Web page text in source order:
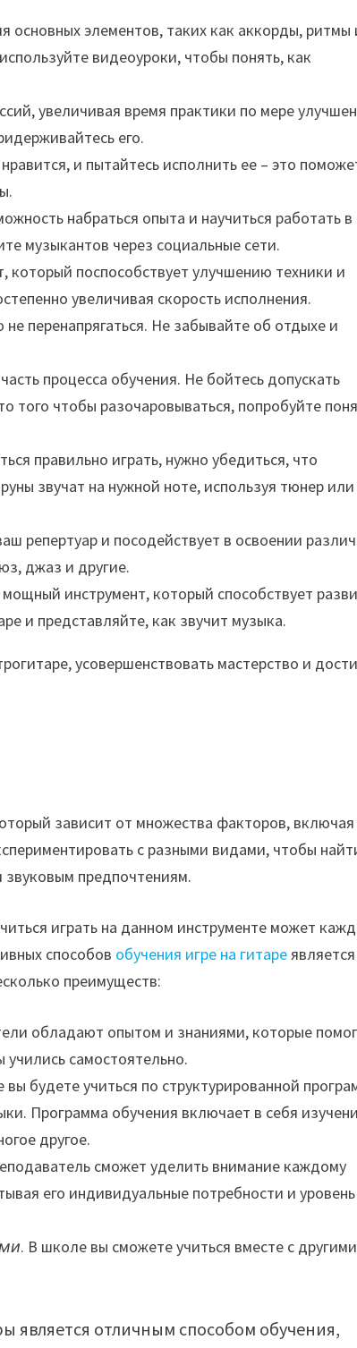
основных элементов, таких как аккорды, ритмы
видеоуроки, чтобы понять, как
увеличивая время практики по мере
его.
и пытайтесь исполнить ее – это
набраться опыта и научиться работать в
музыкантов через социальные сети.
который поспособствует улучшению техники и
увеличивая скорость исполнения.
перенапрягаться. Не забывайте об отдыхе и
процесса обучения. Не бойтесь допускать
чтобы разочаровываться, попробуйте
правильно играть, нужно убедиться, что
звучат на нужной ноте, используя тюнер или
репертуар и посодействует в освоении
джаз и другие.
инструмент, который способствует
и представляйте, как звучит музыка.
усовершенствовать мастерство и
зависит от множества факторов, включая
с разными видами, чтобы
предпочтениям.
играть на данном инструменте может
способов обучения игре на гитареявляется
преимуществ:
обладают опытом и знаниями, которые
самостоятельно.
будете учиться по структурированной
Программа обучения включает в себя
другое.
сможет уделить внимание каждому
его индивидуальные потребности и уровень
. В школе вы сможете учиться вместе с другими
является отличным способом обучения,